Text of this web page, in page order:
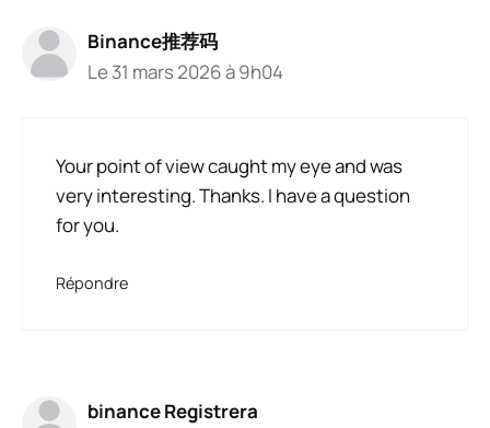
Binance推荐码
Le 31 mars 2026 à 9h04
Your point of view caught my eye and was
very interesting. Thanks. I have a question
for you.
Répondre
binance Registrera